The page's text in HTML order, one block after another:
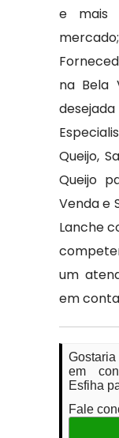
e mais
na Bela
Queijo,
Queijo
Venda e
Lanche
um
em
em
Esfiha
Fale